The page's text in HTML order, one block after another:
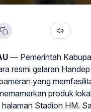
— Pemerintah
resmi gelaran
yang
produk
Stadion HM.